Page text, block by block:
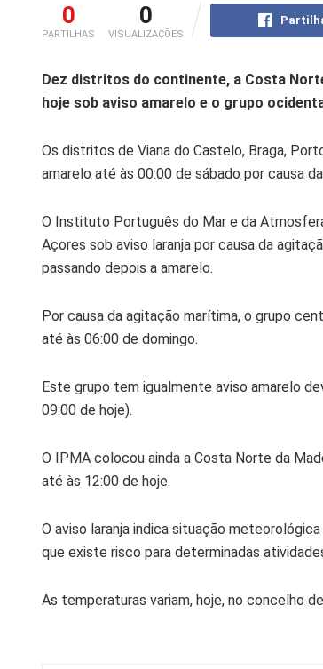
0
PARTILHAS
0
VISUALIZAÇÕES
Dez distritos do continente, a Costa
hoje sob aviso amarelo e o grupo
Os distritos de Viana do Castelo, Braga,
amarelo até às 00:00 de sábado por causa
O Instituto Português do Mar e da
Açores sob aviso laranja por causa da
passando depois a amarelo.
Por causa da agitação marítima, o grupo
até às 06:00 de domingo.
Este grupo tem igualmente aviso amarelo
09:00 de hoje).
O IPMA colocou ainda a Costa Norte da
até às 12:00 de hoje.
O aviso laranja indica situação
que existe risco para determinadas
As temperaturas variam, hoje, no concelho